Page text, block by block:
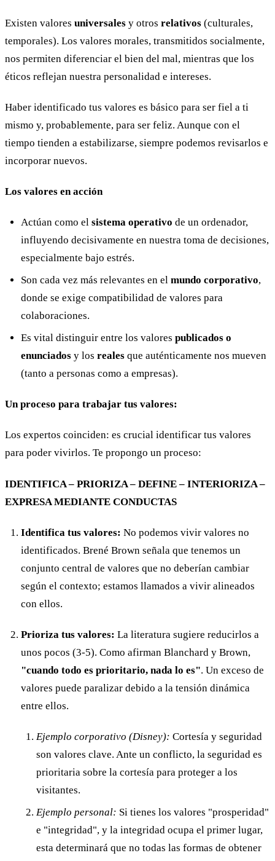
Existen valores universales y otros relativos (culturales,
temporales). Los valores morales, transmitidos socialmente,
nos permiten diferenciar el bien del mal, mientras que los
éticos reflejan nuestra personalidad e intereses.
Haber identificado tus valores es básico para ser fiel a ti
mismo y, probablemente, para ser feliz. Aunque con el
tiempo tienden a estabilizarse, siempre podemos revisarlos e
incorporar nuevos.
Los valores en acción
Actúan como el sistema operativo de un ordenador,
influyendo decisivamente en nuestra toma de decisiones,
especialmente bajo estrés.
Son cada vez más relevantes en el mundo corporativo,
donde se exige compatibilidad de valores para
colaboraciones.
Es vital distinguir entre los valores publicados o
enunciadosy los realesque auténticamente nos mueven
(tanto a personas como a empresas).
Un proceso para trabajar tus valores:
Los expertos coinciden: es crucial identificar tus valores
para poder vivirlos. Te propongo un proceso:
IDENTIFICA – PRIORIZA – DEFINE – INTERIORIZA –
EXPRESA MEDIANTE CONDUCTAS
Identifica tus valores: No podemos vivir valores no
identificados. Brené Brown señala que tenemos un
conjunto central de valores que no deberían cambiar
según el contexto; estamos llamados a vivir alineados
con ellos.
Prioriza tus valores: La literatura sugiere reducirlos a
unos pocos (3-5). Como afirman Blanchard y Brown,
"cuando todo es prioritario, nada lo es". Un exceso de
valores puede paralizar debido a la tensión dinámica
entre ellos.
Ejemplo corporativo (Disney): Cortesía y seguridad
son valores clave. Ante un conflicto, la seguridad es
prioritaria sobre la cortesía para proteger a los
visitantes.
Ejemplo personal: Si tienes los valores "prosperidad"
e "integridad", y la integridad ocupa el primer lugar,
esta determinará que no todas las formas de obtener